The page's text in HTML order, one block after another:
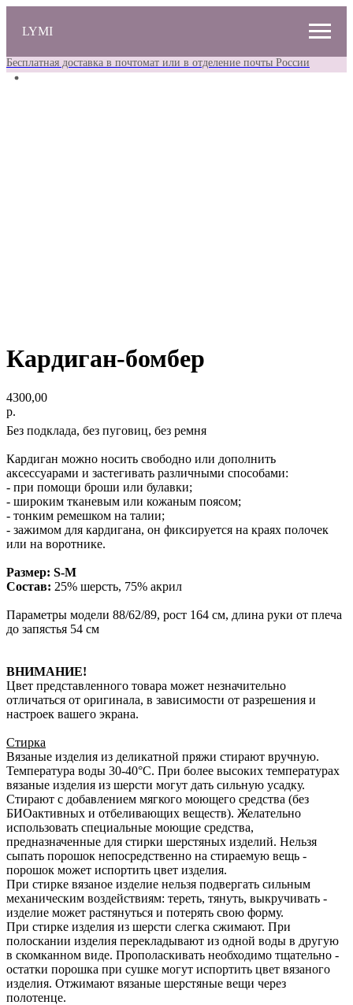
LYMI
Бесплатная доставка в почтомат или в отделение почты России
Кардиган-бомбер
4300,00
р.
Без подклада, без пуговиц, без ремня
Кардиган можно носить свободно или дополнить
аксессуарами и застегивать различными способами:
- при помощи броши или булавки;
- широким тканевым или кожаным поясом;
- тонким ремешком на талии;
- зажимом для кардигана, он фиксируется на краях полочек
или на воротнике.
Размер: S-M
Состав: 25% шерсть, 75% акрил
Параметры модели 88/62/89, рост 164 см, длина руки от плеча
до запястья 54 см
ВНИМАНИЕ!
Цвет представленного товара может незначительно
отличаться от оригинала, в зависимости от разрешения и
настроек вашего экрана.
Стирка
Вязаные изделия из деликатной пряжи стирают вручную.
Температура воды 30-40°C. При более высоких температурах
вязаные изделия из шерсти могут дать сильную усадку.
Стирают с добавлением мягкого моющего средства (без
БИОактивных и отбеливающих веществ). Желательно
использовать специальные моющие средства,
предназначенные для стирки шерстяных изделий. Нельзя
сыпать порошок непосредственно на стираемую вещь -
порошок может испортить цвет изделия.
При стирке вязаное изделие нельзя подвергать сильным
механическим воздействиям: тереть, тянуть, выкручивать -
изделие может растянуться и потерять свою форму.
При стирке изделия из шерсти слегка сжимают. При
полоскании изделия перекладывают из одной воды в другую
в скомканном виде. Прополаскивать необходимо тщательно -
остатки порошка при сушке могут испортить цвет вязаного
изделия. Отжимают вязаные шерстяные вещи через
полотенце.